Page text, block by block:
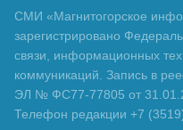
СМИ «Магнитогорское
зарегистрировано
связи, информационных
коммуникаций. Запись в
ЭЛ № ФС77-77805 от
Телефон редакции +7